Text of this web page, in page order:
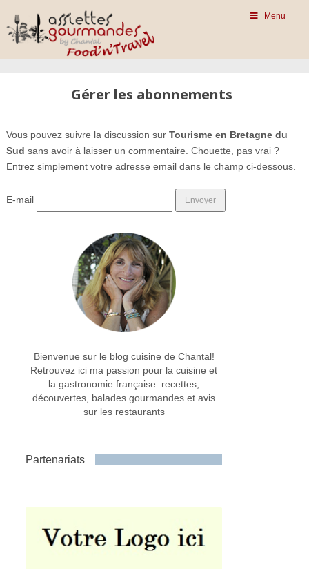
Menu
Gérer les abonnements
Vous pouvez suivre la discussion sur Tourisme en Bretagne du
Sud sans avoir à laisser un commentaire. Chouette, pas vrai ?
Entrez simplement votre adresse email dans le champ ci-dessous.
E-mail
Bienvenue sur le blog cuisine de Chantal!
Retrouvez ici ma passion pour la cuisine et
la gastronomie française: recettes,
découvertes, balades gourmandes et avis
sur les restaurants
Partenariats